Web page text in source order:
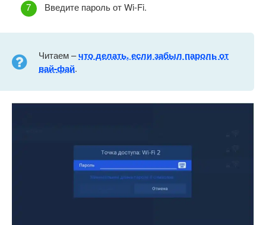
Введите пароль от Wi-Fi.
Читаем –что делать, если забыл пароль от
вай-фай.